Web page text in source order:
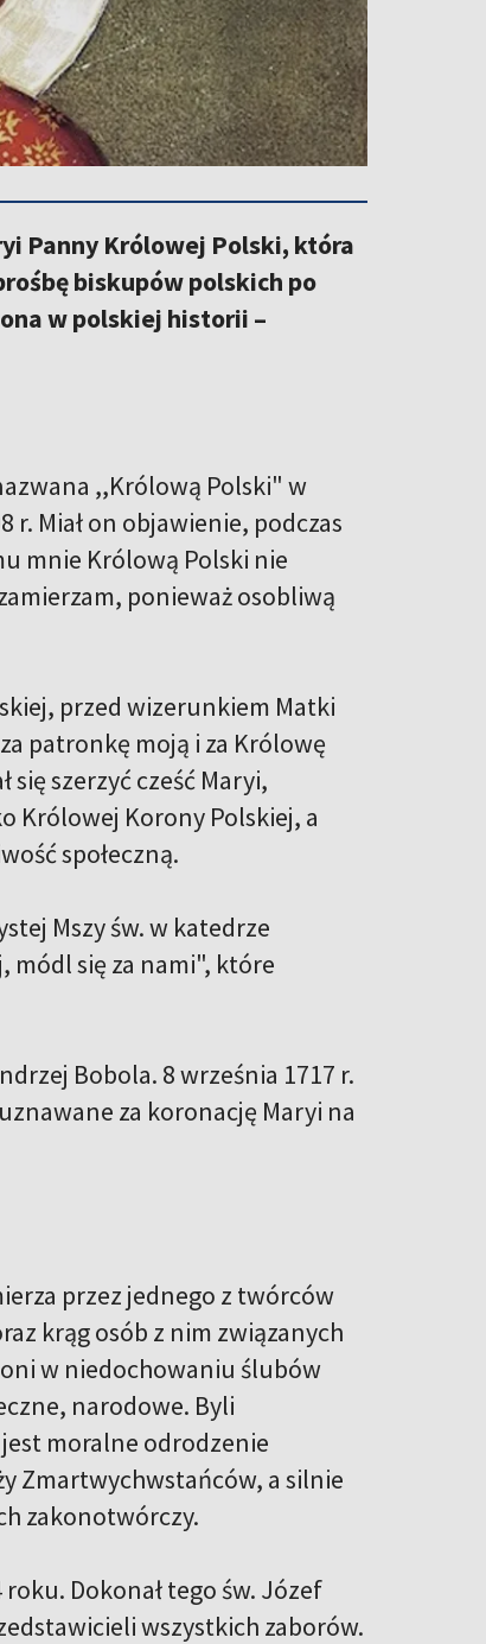
Panny Królowej Polski, która
biskupów polskich po
w polskiej historii –
,,Królową Polski" w
Miał on objawienie, podczas
mnie Królową Polski nie
ponieważ osobliwą
przed wizerunkiem Matki
patronkę moją i za Królowę
szerzyć cześć Maryi,
Królowej Korony Polskiej, a
społeczną.
Mszy św. w katedrze
módl się za nami", które
Bobola. 8 września 1717 r.
za koronację Maryi na
przez jednego z twórców
krąg osób z nim związanych
w niedochowaniu ślubów
narodowe. Byli
moralne odrodzenie
Zmartwychwstańców, a silnie
zakonotwórczy.
Dokonał tego św. Józef
wszystkich zaborów.